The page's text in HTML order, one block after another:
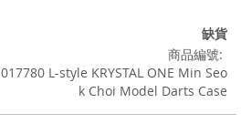
缺貨
商品編號
017780 L-style KRYSTAL ONE Min Seo
k Choi Model Darts Case